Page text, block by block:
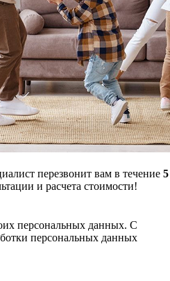
перезвонит вам в течение 5
и расчета стоимости!
персональных данных. С
персональных данных